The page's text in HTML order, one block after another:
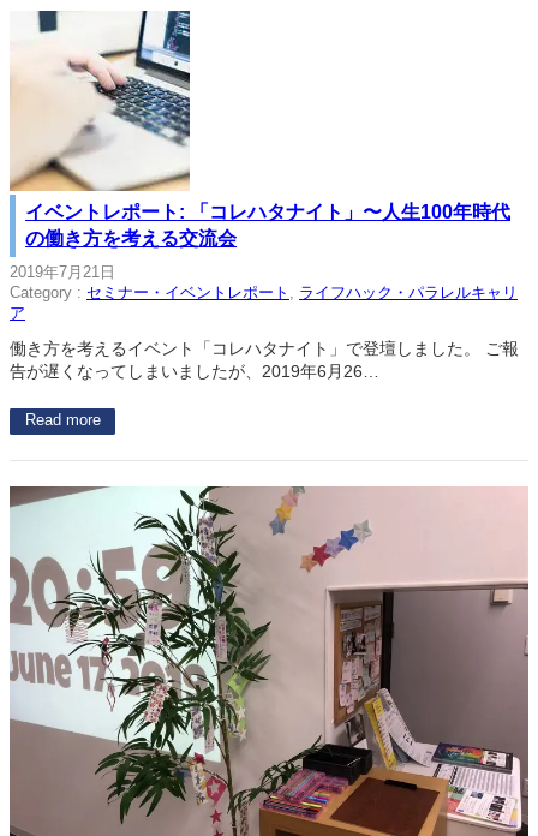
イベントレポート: 「コレハタナイト」〜人生100年時代
の働き方を考える交流会
2019年7月21日
Category : セミナー・イベントレポート , ライフハック・パラレルキャリ
ア
働き方を考えるイベント「コレハタナイト」で登壇しました。 ご報
告が遅くなってしまいましたが、2019年6月26…
Read more